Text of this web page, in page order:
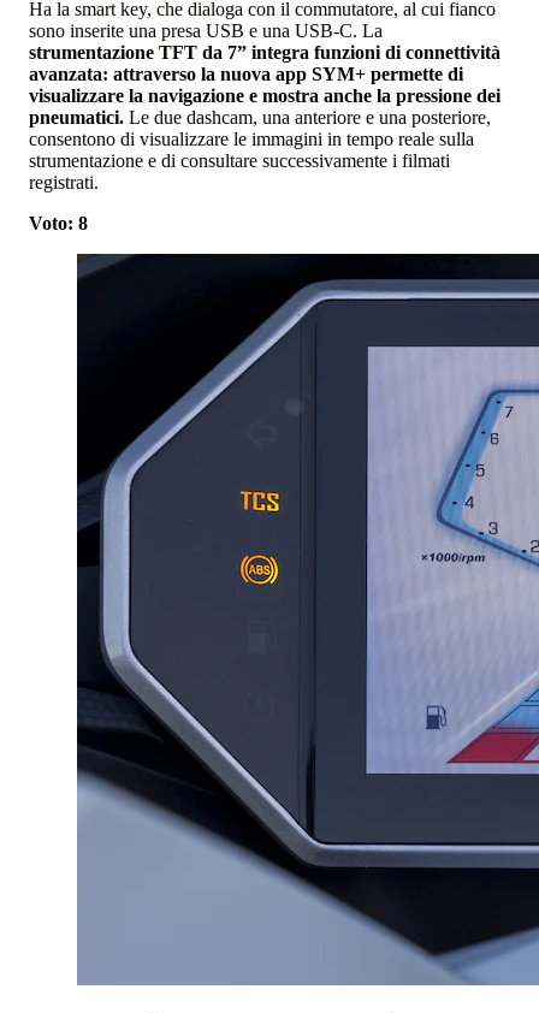
Ha la smart key, che dialoga con il commutatore, al cui fianco
sono inserite una presa USB e una USB-C. La
strumentazione TFT da 7” integra funzioni di connettività
avanzata: attraverso la nuova app SYM+ permette di
visualizzare la navigazione e mostra anche la pressione dei
pneumatici. Le due dashcam, una anteriore e una posteriore,
consentono di visualizzare le immagini in tempo reale sulla
strumentazione e di consultare successivamente i filmati
registrati.
Voto: 8